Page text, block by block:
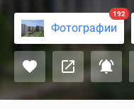
проект
бизнес-
класса
котором
предусмотрено
Фотографии
192